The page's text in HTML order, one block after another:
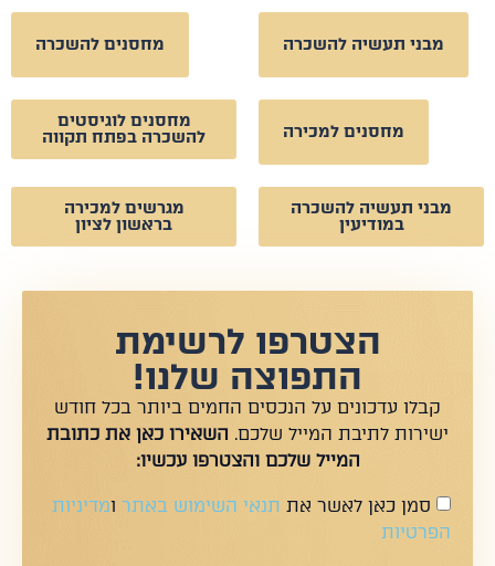
מבני תעשיה להשכרה מחסנים להשכרה
מחסנים למכירה
מחסנים לוגיסטים
להשכרה בפתח תקווה
מבני תעשיה להשכרה
במודיעין
מגרשים למכירה
בראשון לציון
הצטרפו לרשימת
התפוצה שלנו!
קבלו עדכונים על הנכסים החמים ביותר בכל חודש
ישירות לתיבת המייל שלכם.השאירו כאן את כתובת
המייל שלכם והצטרפו עכשיו:
סמן כאן לאשר אתתנאי השימוש באתרומדיניות
הפרטיות